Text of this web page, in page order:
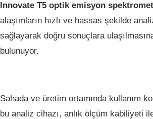
Innovate T5 optik emisyon
alaşımların hızlı ve hassas şekilde
sağlayarak doğru sonuçlara
bulunuyor.
Sahada ve üretim ortamında kullanım
bu analiz cihazı, anlık ölçüm kabiliyeti